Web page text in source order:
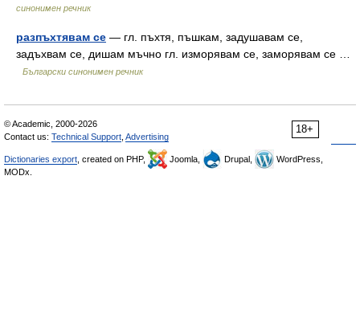
синонимен речник
разпъхтявам се — гл. пъхтя, пъшкам, задушавам се,
задъхвам се, дишам мъчно гл. изморявам се, заморявам се …
Български синонимен речник
18+
© Academic, 2000-2026
Contact us: Technical Support Advertising
Dictionaries export , created on PHP, Joomla, Drupal,
WordPress,
MODx.